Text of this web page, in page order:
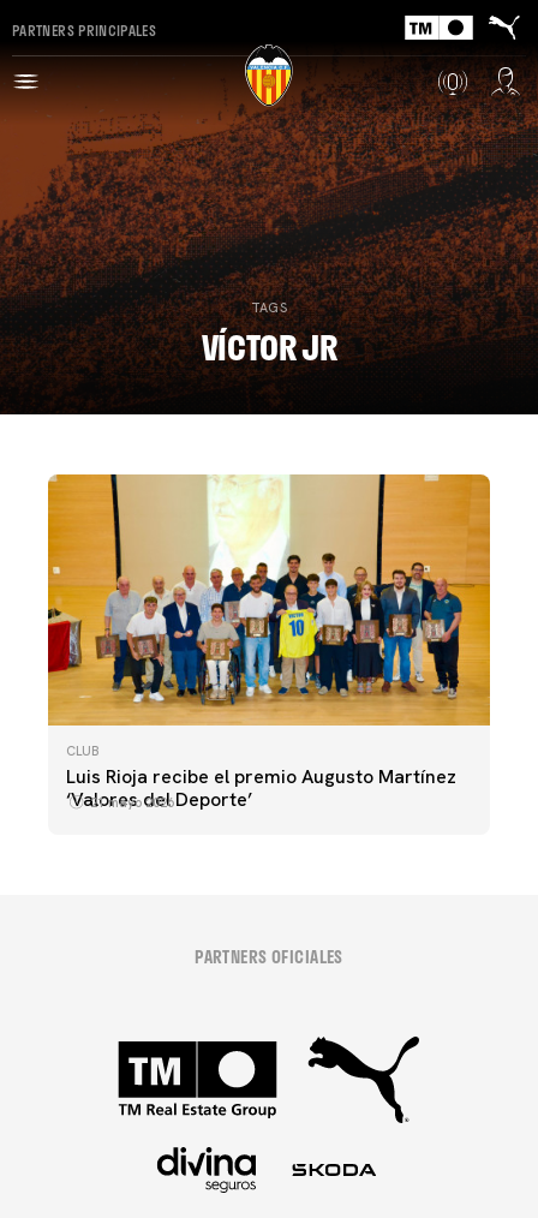
PARTNERS PRINCIPALES
TAGS
VÍCTOR JR
CLUB
Luis Rioja recibe el premio Augusto Martínez
‘Valores del Deporte’
21 mayo 2026
PARTNERS OFICIALES